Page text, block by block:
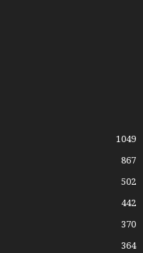
1049
867
502
442
370
364